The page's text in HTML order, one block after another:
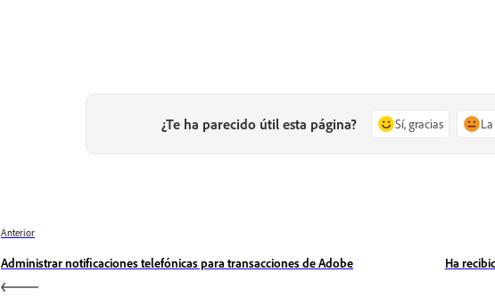
¿Te ha parecido útil esta página? Sí, gracias
Anterior
Administrar notificaciones telefónicas para transacciones de Adobe Ha